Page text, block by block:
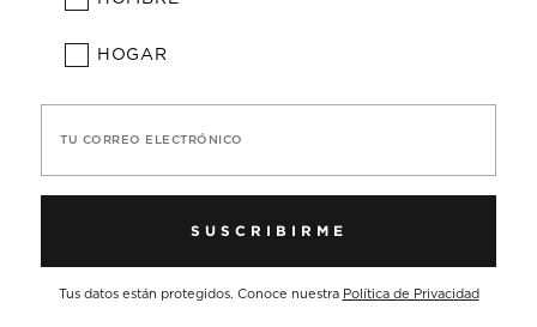
HOGAR
TU CORREO ELECTRÓNICO
SUSCRIBIRME
Tus datos están protegidos. Conoce nuestra Política de Privacidad